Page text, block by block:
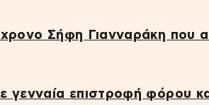
Σήφη Γιανναράκη που
γενναία επιστροφή φόρου